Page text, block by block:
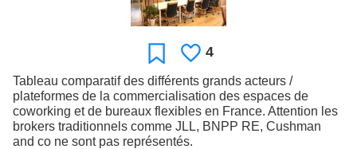
Favoritos
Le
gusta
4
Tableau comparatif des différents grands acteurs /
plateformes de la commercialisation des espaces de
coworking et de bureaux flexibles en France. Attention les
brokers traditionnels comme JLL, BNPP RE, Cushman
and co ne sont pas représentés.